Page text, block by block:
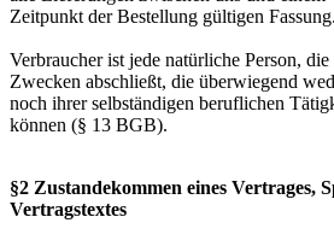
Zeitpunkt der Bestellung gültigen Fassung.
Verbraucher ist jede natürliche Person,
Zwecken abschließt, die überwiegend
noch ihrer selbständigen beruflichen
können (§ 13 BGB).
§2 Zustandekommen eines Vertrages,
Vertragstextes